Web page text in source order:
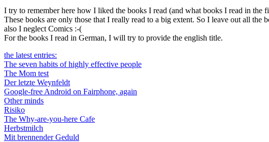
I try to remember here how I liked the books I read (and what books I read in the
These books are only those that I really read to a big extent. So I leave out all
also I neglect Comics :-(
For the books I read in German, I will try to provide the english title.
the latest entries:
The seven habits of highly effective people
The Mom test
Der letzte Weynfeldt
Google-free Android on Fairphone, again
Other minds
Risiko
The Why-are-you-here Cafe
Herbstmilch
Mit brennender Geduld